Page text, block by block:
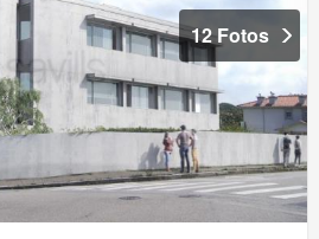
12 Fotos